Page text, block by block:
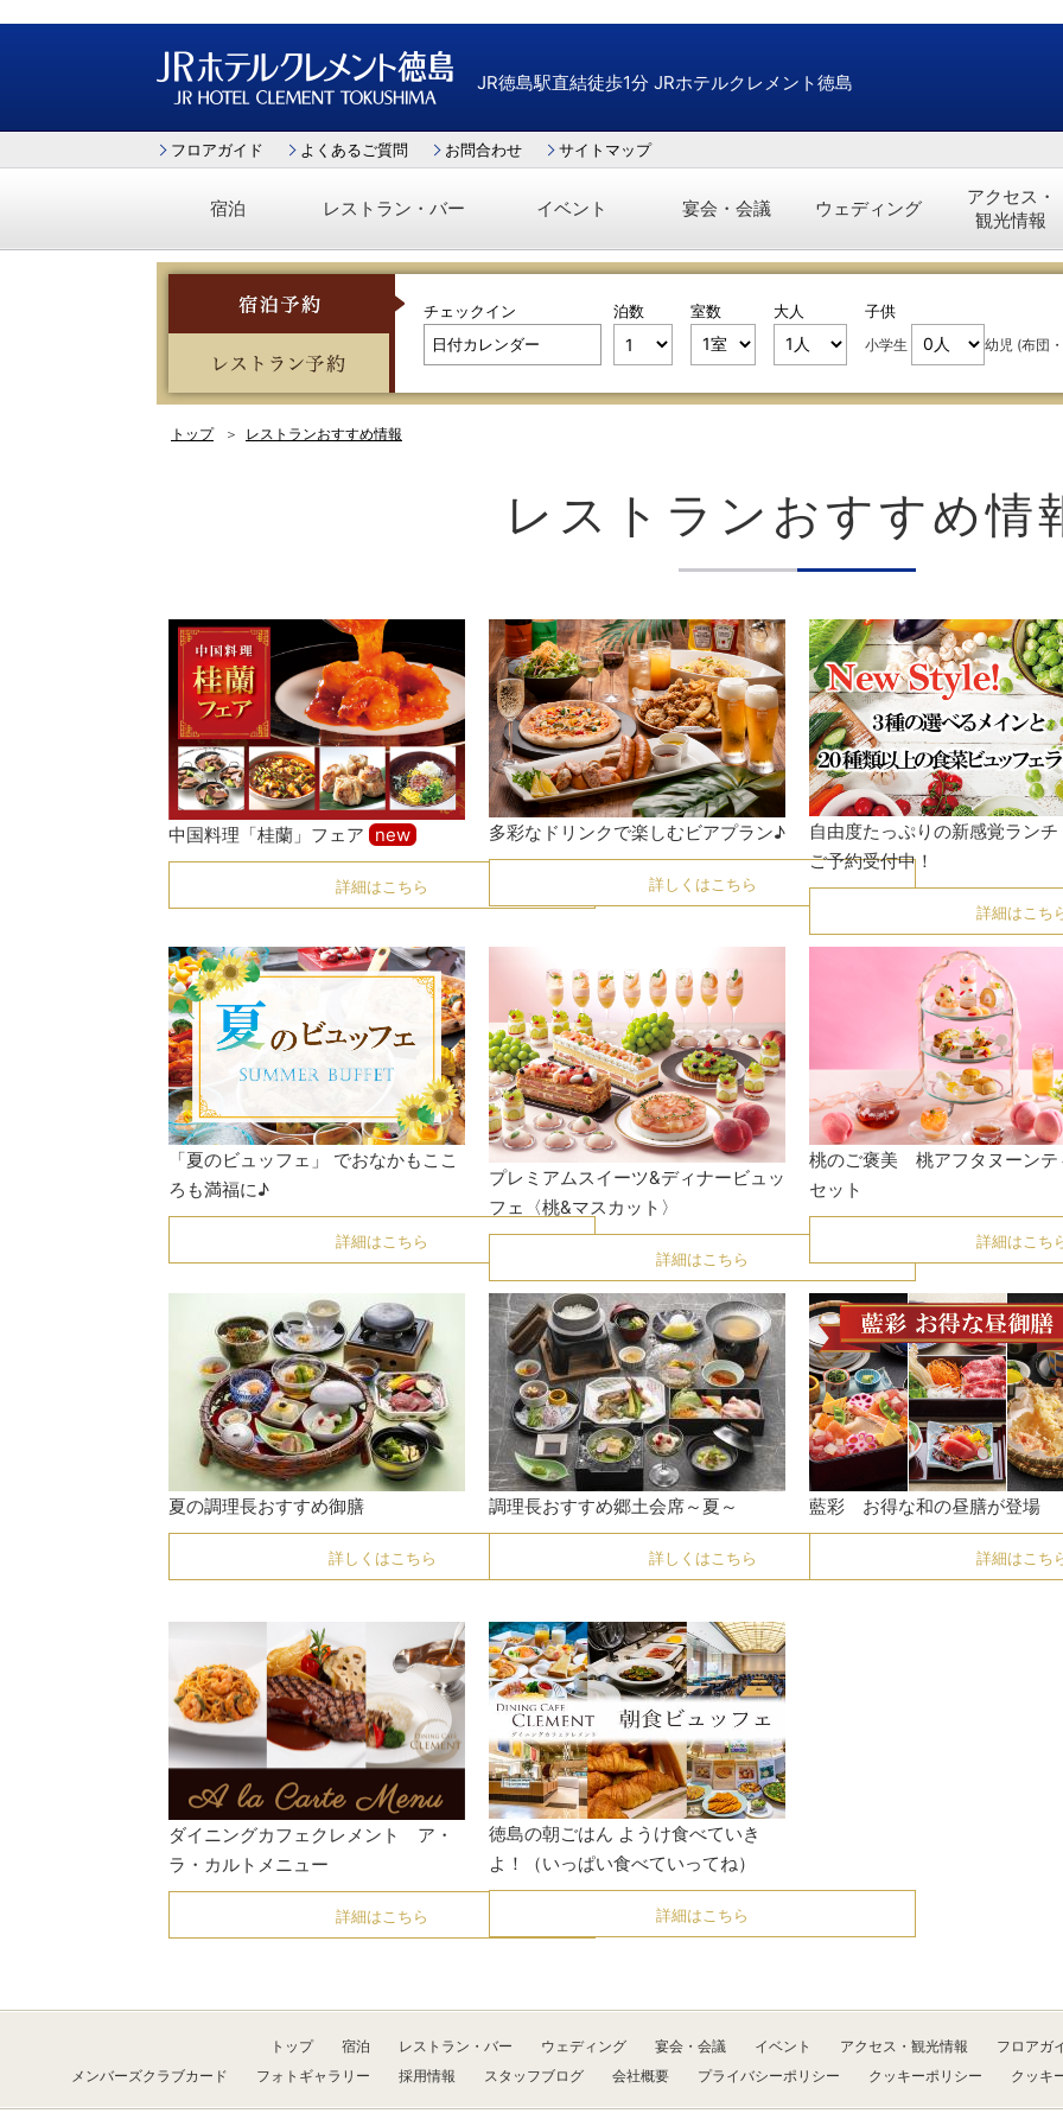
JRホテルクレメント徳島
JR徳島駅直結徒歩1分 JRホテルクレメント徳島
フロアガイド よくあるご質問 お問合わせ サイトマップ
宿泊 レストラン・バー イベント 宴会・会議 ウェディング
アクセス・
観光情報
宿泊予約
チェックイン 泊数 室数 大人 子供
小学生 幼児 (布団
トップ レストランおすすめ情報
レストランおすすめ情
中国料理「桂蘭」フェア new
詳細はこちら
多彩なドリンクで楽しむビアプラン♪
詳しくはこちら
自由度たっぷりの新感覚ラ
ご予約受付中！
詳細はこち
「夏のビュッフェ」 でおなかもここ
ろも満福に♪
詳細はこちら
プレミアムスイーツ&ディナービュッ
フェ〈桃&マスカット〉
詳細はこちら
桃のご褒美 桃アフタヌーンテ
セット
詳細はこち
夏の調理長おすすめ御膳
詳しくはこちら
調理長おすすめ郷土会席～夏～
詳しくはこちら
藍彩 お得な和の昼膳が登場
詳細はこち
ダイニングカフェクレメント ア・
ラ・カルトメニュー
詳細はこちら
徳島の朝ごはん ようけ食べていき
よ！（いっぱい食べていってね）
詳細はこちら
トップ 宿泊 レストラン・バー ウェディング 宴会・会議 イベント アクセス・観光情報
フロアガ
メンバーズクラブカード
フォトギャラリー 採用情報 スタッフブログ 会社概要 プライバシーポリシー クッキーポリシー クッキ